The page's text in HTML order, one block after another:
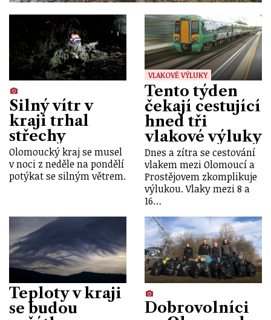
Silný vítr v
kraji trhal
střechy
Olomoucký kraj se musel
v noci z neděle na pondělí
potýkat se silným větrem.
VLAKOVÉ VÝLUKY
Tento týden
čekají cestující
hned tři
vlakové výluky
Dnes a zítra se cestování
vlakem mezi Olomoucí a
Prostějovem zkomplikuje
výlukou. Vlaky mezi 8 a
16…
Teploty v kraji
se budou
Dobrovolníci